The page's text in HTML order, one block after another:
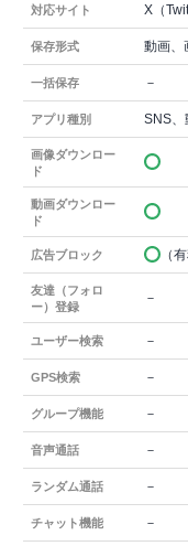
対応サイト X（
保存形式 動画、
一括保存 －
アプリ種別 SNS、
画像ダウンロー
ド
動画ダウンロー
ド
広告ブロック （
友達（フォロ
ー）登録
－
ユーザー検索 －
GPS検索 －
グループ機能 －
音声通話 －
ランダム通話 －
チャット機能 －